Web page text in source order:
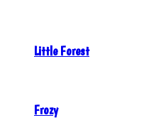
Little Forest
Frozy